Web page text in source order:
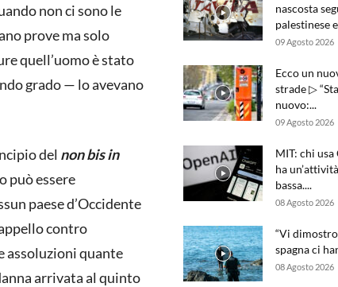
non ci sono le
prove ma solo
quell’uomo è stato
grado — lo avevano
del non bis in
può essere
paese d’Occidente
contro
assoluzioni quante
arrivata al quinto
nascosta
palestinese
09 Agosto 2026
Ecco un
strade ▷
nuovo:...
09 Agosto 2026
MIT: chi
ha
bassa....
08 Agosto 2026
“Vi
spagna ci
08 Agosto 2026